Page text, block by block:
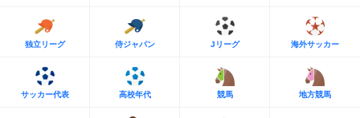
独立リーグ 侍ジャパン Jリーグ 海外サッカー
サッカー代表 高校年代 競馬 地方競馬